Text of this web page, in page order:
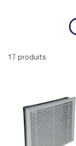
17 produits